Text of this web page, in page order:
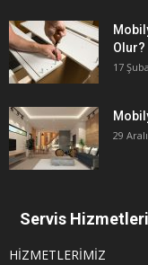
Olur?
17
29
Servis Hizmetleri
HİZMETLERİMİZ